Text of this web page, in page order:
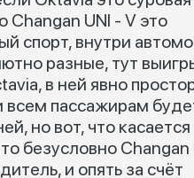
Changan UNI - V это
спорт, внутри
разные, тут
в ней явно
всем пассажирам
но вот, что касается
безусловно Changan
и опять за счёт